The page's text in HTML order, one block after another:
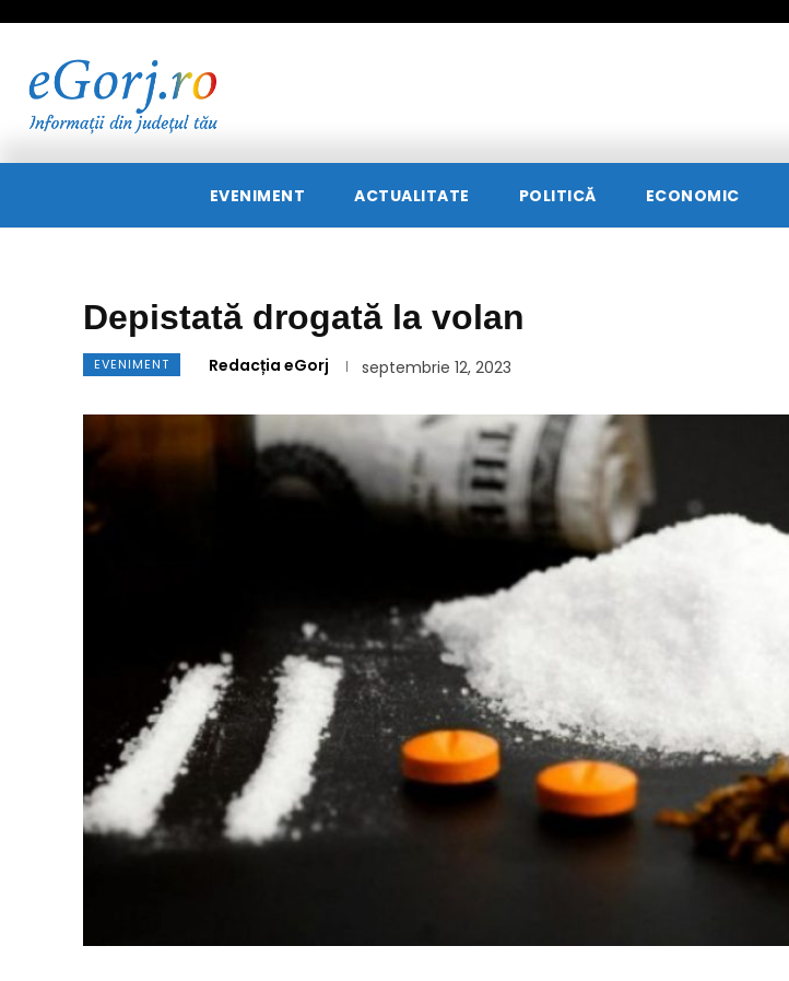
EVENIMENT ACTUALITATE POLITICĂ ECONOMIC
Depistată drogată la volan
EVENIMENT Redacția eGorj septembrie 12, 2023